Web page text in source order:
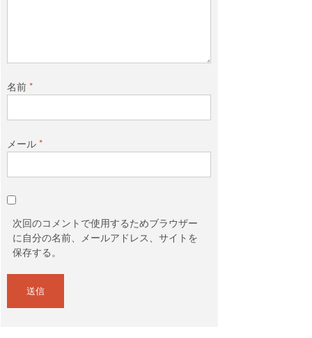
名前*
メール*
次回のコメントで使用するためブラウザー
に自分の名前、メールアドレス、サイトを
保存する。